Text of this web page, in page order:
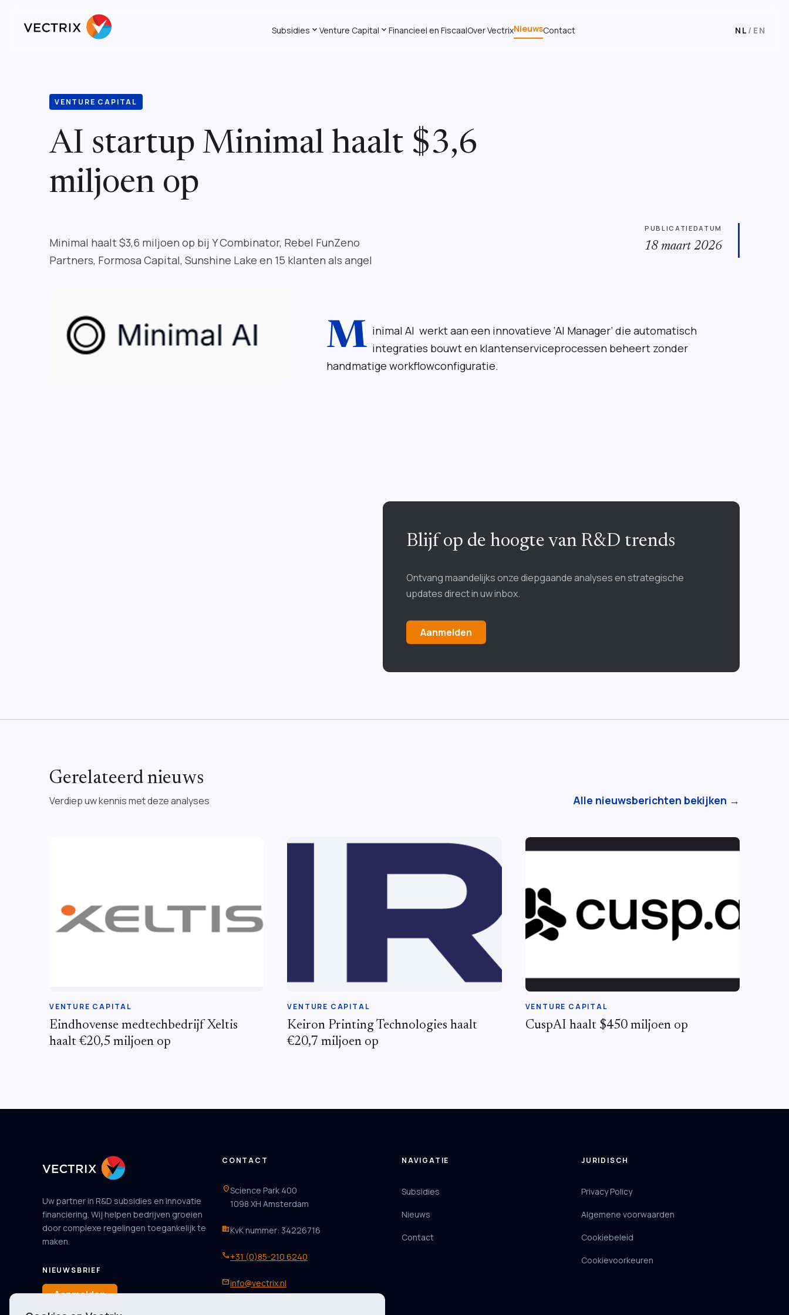
Subsidies expand_more Venture Capital expand_more Financieel en FiscaalOver VectrixNieuwsContact NL / EN
VENTURE CAPITAL
AI startup Minimal haalt $3,6
miljoen op
Minimal haalt $3,6 miljoen op bij Y Combinator, Rebel FunZeno
Partners, Formosa Capital, Sunshine Lake en 15 klanten als angel
PUBLICATIEDATUM
18 maart 2026
M inimal AI werkt aan een innovatieve ‘AI Manager’ die automatisch
integraties bouwt en klantenserviceprocessen beheert zonder
handmatige workflowconfiguratie.
Blijf op de hoogte van R&D trends
Ontvang maandelijks onze diepgaande analyses en strategische
updates direct in uw inbox.
Aanmelden
Gerelateerd nieuws
Verdiep uw kennis met deze analyses Alle nieuwsberichten bekijken →
VENTURE CAPITAL
Eindhovense medtechbedrijf Xeltis
haalt €20,5 miljoen op
VENTURE CAPITAL
Keiron Printing Technologies haalt
€20,7 miljoen op
VENTURE CAPITAL
CuspAI haalt $450 miljoen op
Uw partner in R&D subsidies en innovatie
financiering. Wij helpen bedrijven groeien
door complexe regelingen toegankelijk te
maken.
NIEUWSBRIEF
Aanmelden
CONTACT
location_onScience Park 400
1098 XH Amsterdam
businessKvK nummer: 34226716
phone+31 (0)85-210 6240
mailinfo@vectrix.nl
NAVIGATIE
Subsidies
Nieuws
Contact
JURIDISCH
Privacy Policy
Algemene voorwaarden
Cookiebeleid
Cookievoorkeuren